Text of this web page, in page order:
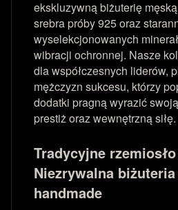
ekskluzywną biżuterię
srebra próby 925 oraz
wyselekcjonowanych
wibracji ochronnej. Nasze
dla współczesnych liderów,
mężczyzn sukcesu, którzy
dodatki pragną wyrazić
prestiż oraz wewnętrzną siłę.
Tradycyjne
Niezrywalna
handmade